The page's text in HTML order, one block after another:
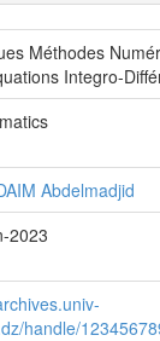
Méthodes
Integro-
Abdelmadjid
2023
handle/